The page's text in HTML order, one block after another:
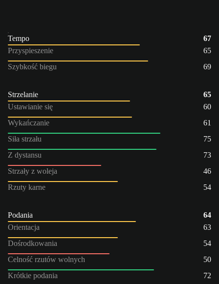
Tempo
67
Przyspieszenie
65
Szybkość biegu
69
Strzelanie
65
Ustawianie się
60
Wykańczanie
61
Siła strzału
75
Z dystansu
73
Strzały z woleja
46
Rzuty karne
54
Podania
64
Orientacja
63
Dośrodkowania
54
Celność rzutów wolnych
50
Krótkie podania
72